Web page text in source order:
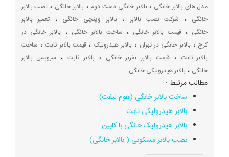
مدل های بالابر خانگی ،بالابر خانگی دست دوم ،بالابر خانگی ، نصب بالابر
خانگی ، شرکت نصب بالابر،بالابر وینچی خانگی ، تعمیر بالابر
خانگی ،قیمت بالابر خانگی ، ساخت بالابر خانگی ، بالابر خانگی در
کرج ،بالابر خانگی در تهران ، بالابر هیدرولیک ، قیمت بالابر ثابت، ساخت
بالابر ثابت ،قیمت بالابر نفربر خانگی ،بالابر ثابت، سرویس بالابر
خانگی ، بالابر هیدرولیکی خانگی
مطالب مرتبط :
ساخت بالابر خانگی (هوم لیفت)
بالابر هیدرولیکی ثابت
بالابر هیدرولیک خانگی با کابین
نصب بالابر مسکونی ( بالابر خانگی)